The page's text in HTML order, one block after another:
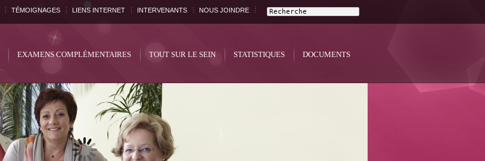
TÉMOIGNAGES LIENS INTERNET INTERVENANTS NOUS JOINDRE
EXAMENS COMPLÉMENTAIRES TOUT SUR LE SEIN STATISTIQUES DOCUMENTS